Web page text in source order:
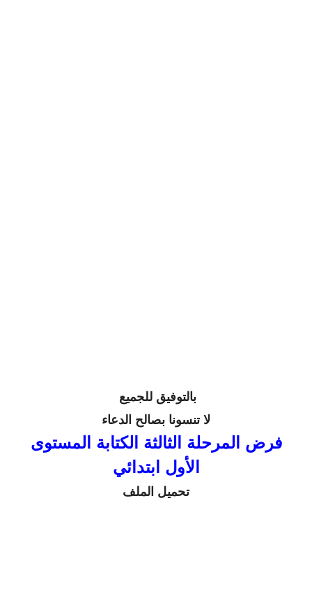
بالتوفيق للجميع
لا تنسونا بصالح الدعاء
فرض المرحلة الثالثة الكتابة المستوى
الأول ابتدائي
تحميل الملف